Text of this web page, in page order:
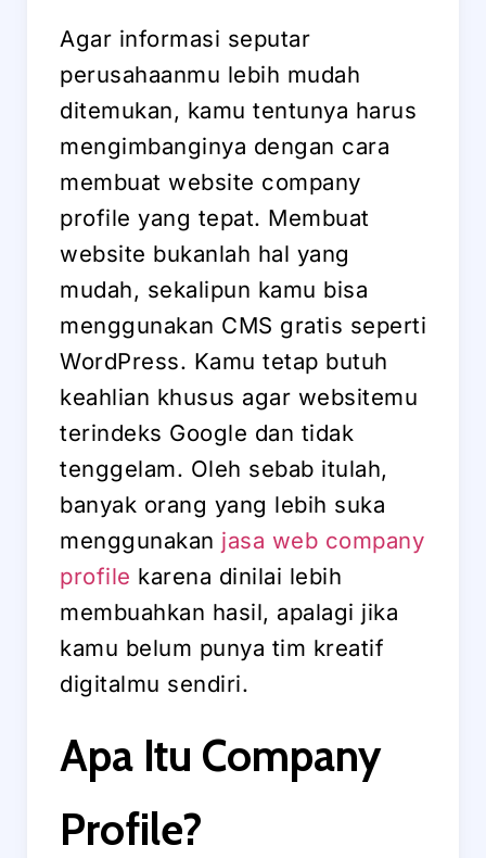
Agar informasi seputar
perusahaanmu lebih mudah
ditemukan, kamu tentunya harus
mengimbanginya dengan cara
membuat website company
profile yang tepat. Membuat
website bukanlah hal yang
mudah, sekalipun kamu bisa
menggunakan CMS gratis seperti
WordPress. Kamu tetap butuh
keahlian khusus agar websitemu
terindeks Google dan tidak
tenggelam. Oleh sebab itulah,
banyak orang yang lebih suka
menggunakan jasa web company
profile karena dinilai lebih
membuahkan hasil, apalagi jika
kamu belum punya tim kreatif
digitalmu sendiri.
Apa Itu Company
Profile?